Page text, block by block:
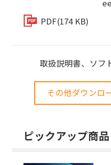
PDF(174 KB)
取扱説明書、ソフ
その他ダウンロ
ピックアップ商